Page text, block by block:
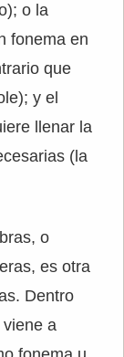
o la
fonema en
que
y el
llenar la
(la
o
es otra
Dentro
a